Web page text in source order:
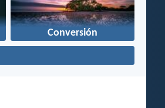
Conversión